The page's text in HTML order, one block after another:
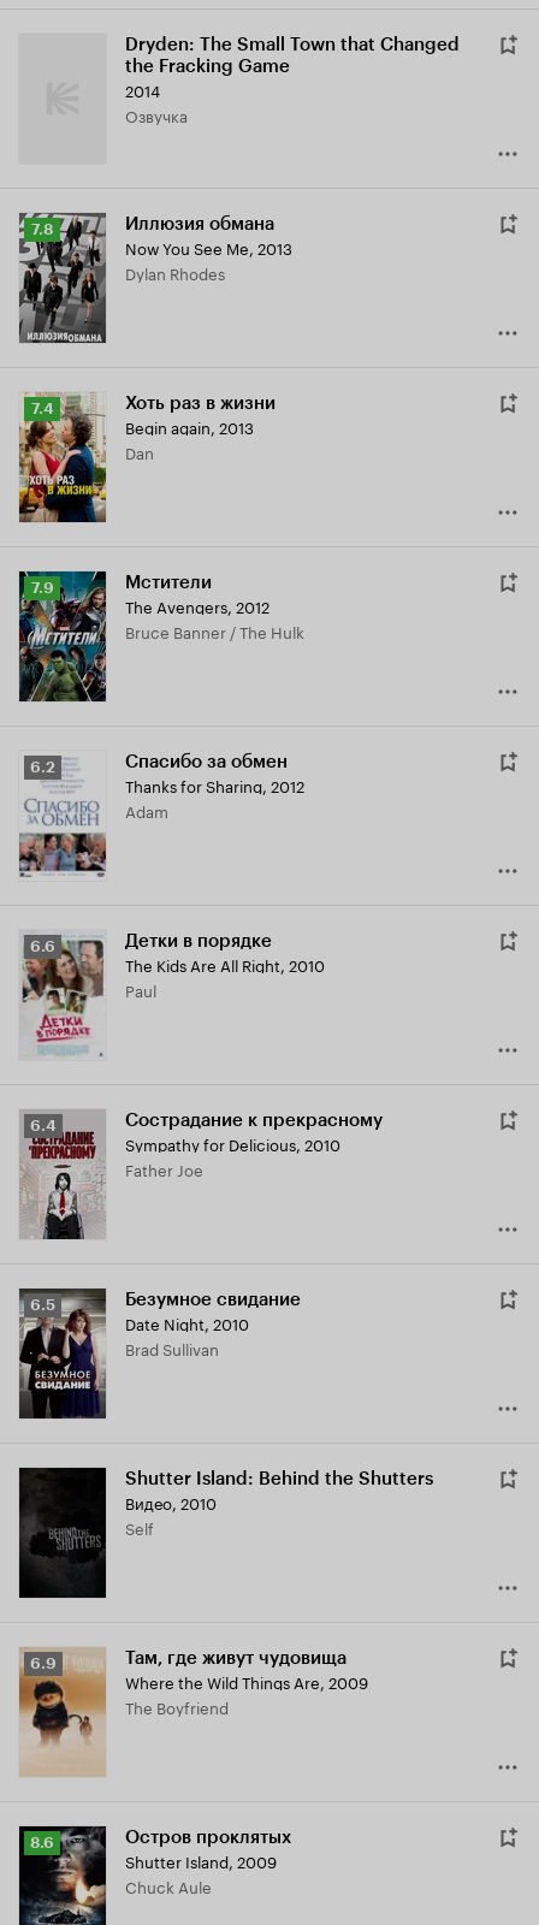
Dryden: The Small Town that Changed
the Fracking Game
2014
озвучка
Рейтинг
Кинопоиска
7.8
7.8 Иллюзия обмана
Now You See Me, 2013
Dylan Rhodes
Рейтинг
Кинопоиска
7.4
7.4 Хоть раз в жизни
Begin again, 2013
Dan
Рейтинг
Кинопоиска
7.9
7.9 Мстители
The Avengers, 2012
Bruce Banner / The Hulk
Рейтинг
Кинопоиска
6.2
6.2 Спасибо за обмен
Thanks for Sharing, 2012
Adam
Рейтинг
Кинопоиска
6.6
6.6 Детки в порядке
The Kids Are All Right, 2010
Paul
Рейтинг
Кинопоиска
6.4
6.4 Сострадание к прекрасному
Sympathy for Delicious, 2010
Father Joe
Рейтинг
Кинопоиска
6.5
6.5 Безумное свидание
Date Night, 2010
Brad Sullivan
Shutter Island: Behind the Shutters
Видео, 2010
Self
Рейтинг
Кинопоиска
6.9
6.9 Там, где живут чудовища
Where the Wild Things Are, 2009
The Boyfriend
Рейтинг
Кинопоиска
8.6
8.6 Остров проклятых
Shutter Island, 2009
Chuck Aule